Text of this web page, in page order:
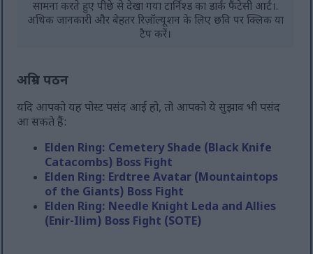
सामना करते हुए पीछे से देखा गया टार्निश्ड का डार्क फैंटेसी आर्ट।.
अधिक जानकारी और बेहतर रिज़ॉल्यूशन के लिए छवि पर क्लिक या
टैप करें।
अग्रिम पठन
यदि आपको यह पोस्ट पसंद आई हो, तो आपको ये सुझाव भी पसंद
आ सकते हैं:
Elden Ring: Cemetery Shade (Black Knife
Catacombs) Boss Fight
Elden Ring: Erdtree Avatar (Mountaintops
of the Giants) Boss Fight
Elden Ring: Needle Knight Leda and Allies
(Enir-Ilim) Boss Fight (SOTE)